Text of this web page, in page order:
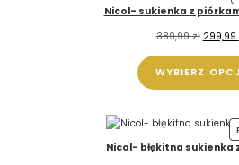
Nicol- sukienka z
389,99zł 299,99
WYBIERZ
Nicol- błękitna sukienka